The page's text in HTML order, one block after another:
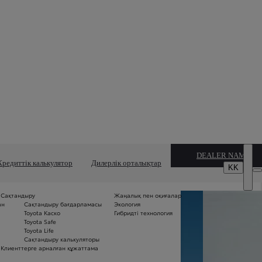
калькулятор Дилерлік орталықтар
DEALER NAME
Сақтандыру
Сақтандыру бағдарламасы
Toyota Каско
Toyota Safe
Toyota Life
Сақтандыру калькуляторы
Клиенттерге арналған құжаттама
Жаңалық пен оқиғалар
Экология
Гибридті технология
KK